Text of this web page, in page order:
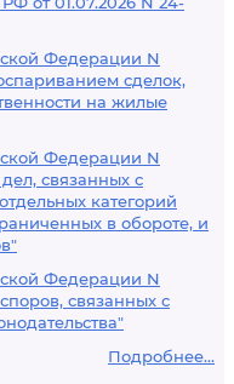
Федерации N
сделок,
на жилые
Федерации N
связанных с
категорий
в обороте, и
Федерации N
связанных с
Подробнее...